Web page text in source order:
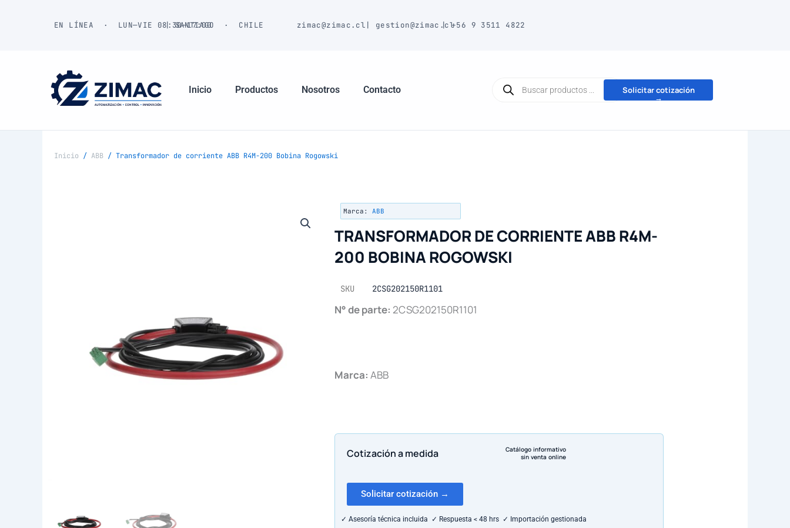
EN LÍNEA · LUN—VIE 08:30—17:00| SANTIAGO · CHILE zimac@zimac.cl | gestion@zimac.cl
|+56 9 3511 4822
Inicio Productos Nosotros Contacto
productos
Solicitar cotización
→
Inicio / ABB / Transformador de corriente ABB R4M-200 Bobina Rogowski
Marca: ABB
TRANSFORMADOR DE CORRIENTE ABB R4M-
200 BOBINA ROGOWSKI
SKU 2CSG202150R1101
N° de parte: 2CSG202150R1101
Marca: ABB
Cotización a medida
Catálogo informativo
sin venta online
Solicitar cotización →
✓ Asesoría técnica incluida ✓ Respuesta < 48 hrs ✓ Importación gestionada